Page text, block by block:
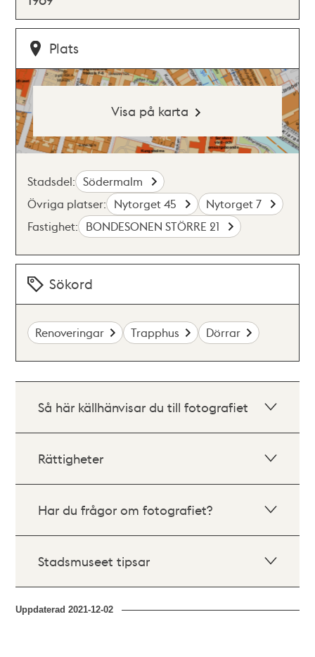
Plats
Visa på karta
Stadsdel: Södermalm
Övriga platser: Nytorget 45
Nytorget 7
Fastighet: BONDESONEN STÖRRE 21
Sökord
Renoveringar Trapphus Dörrar
Så här källhänvisar du till fotografiet
Rättigheter
Har du frågor om fotografiet?
Stadsmuseet tipsar
Uppdaterad2021-12-02